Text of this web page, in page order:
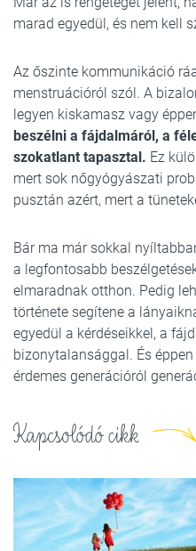
marad egyedül, és nem kell
Az őszinte kommunikáció
menstruációról szól. A
legyen kiskamasz vagy
beszélni a fájdalmáról, a
szokatlant tapasztal. Ez
mert sok nőgyógyászati
pusztán azért, mert a
Bár ma már sokkal
a legfontosabb
elmaradnak otthon. Pedig
története segítene a
egyedül a kérdéseikkel, a
bizonytalansággal. És
érdemes generációról
Kapcsolódó cikk